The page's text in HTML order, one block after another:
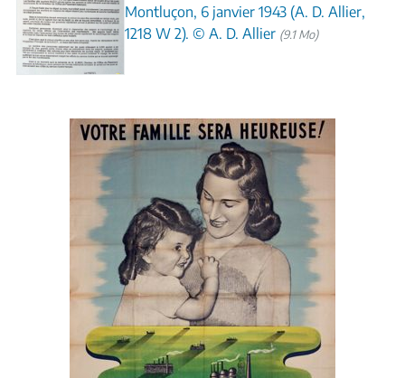
Montluçon, 6 janvier 1943 (A. D. Allier,
1218 W 2). © A. D. Allier (9.1 Mo)